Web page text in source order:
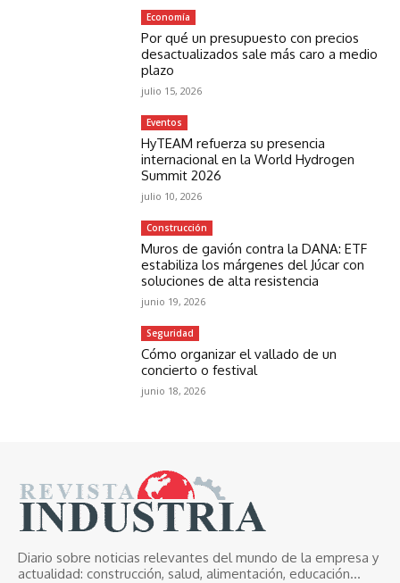
Economía
Por qué un presupuesto con precios
desactualizados sale más caro a medio
plazo
julio 15, 2026
Eventos
HyTEAM refuerza su presencia
internacional en la World Hydrogen
Summit 2026
julio 10, 2026
Construcción
Muros de gavión contra la DANA: ETF
estabiliza los márgenes del Júcar con
soluciones de alta resistencia
junio 19, 2026
Seguridad
Cómo organizar el vallado de un
concierto o festival
junio 18, 2026
Diario sobre noticias relevantes del mundo de la empresa y
actualidad: construcción, salud, alimentación, educación...